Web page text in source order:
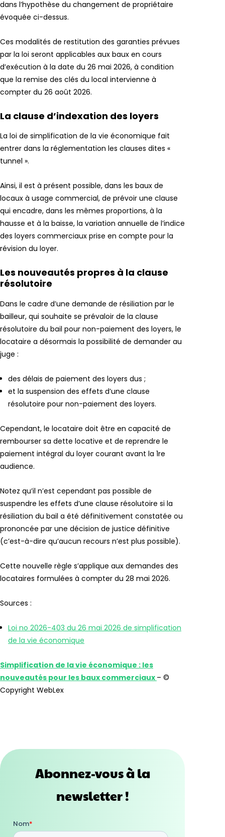
dans l’hypothèse du changement de propriétaire
évoquée ci-dessus.
Ces modalités de restitution des garanties prévues
par la loi seront applicables aux baux en cours
d’exécution à la date du 26 mai 2026, à condition
que la remise des clés du local intervienne à
compter du 26 août 2026.
La clause d’indexation des loyers
La loi de simplification de la vie économique fait
entrer dans la réglementation les clauses dites «
tunnel ».
Ainsi, il est à présent possible, dans les baux de
locaux à usage commercial, de prévoir une clause
qui encadre, dans les mêmes proportions, à la
hausse et à la baisse, la variation annuelle de l’indice
des loyers commerciaux prise en compte pour la
révision du loyer.
Les nouveautés propres à la clause
résolutoire
Dans le cadre d’une demande de résiliation par le
bailleur, qui souhaite se prévaloir de la clause
résolutoire du bail pour non-paiement des loyers, le
locataire a désormais la possibilité de demander au
juge :
des délais de paiement des loyers dus ;
et la suspension des effets d’une clause
résolutoire pour non-paiement des loyers.
Cependant, le locataire doit être en capacité de
rembourser sa dette locative et de reprendre le
paiement intégral du loyer courant avant la 1re
audience.
Notez qu’il n’est cependant pas possible de
suspendre les effets d’une clause résolutoire si la
résiliation du bail a été définitivement constatée ou
prononcée par une décision de justice définitive
(c’est-à-dire qu’aucun recours n’est plus possible).
Cette nouvelle règle s’applique aux demandes des
locataires formulées à compter du 28 mai 2026.
Sources :
Loi no 2026-403 du 26 mai 2026 de simplification
de la vie économique
Simplification de la vie économique : les
nouveautés pour les baux commerciaux – ©
Copyright WebLex
Abonnez-vous à la
newsletter !